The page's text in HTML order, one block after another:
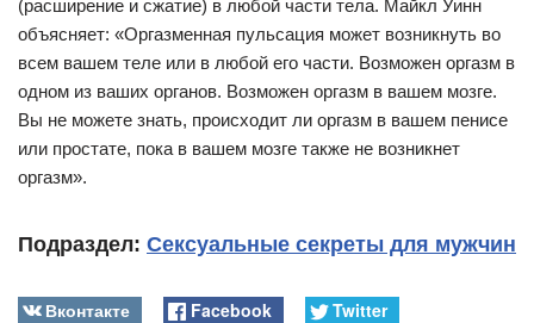
(расширение и сжатие) в любой части тела. Майкл Уинн
объясняет: «Оргазменная пульсация может возникнуть во
всем вашем теле или в любой его части. Возможен оргазм в
одном из ваших органов. Возможен оргазм в вашем мозге.
Вы не можете знать, происходит ли оргазм в вашем пенисе
или простате, пока в вашем мозге также не возникнет
оргазм».
Подраздел: Сексуальные секреты для мужчин
Вконтакте Facebook
Twitter